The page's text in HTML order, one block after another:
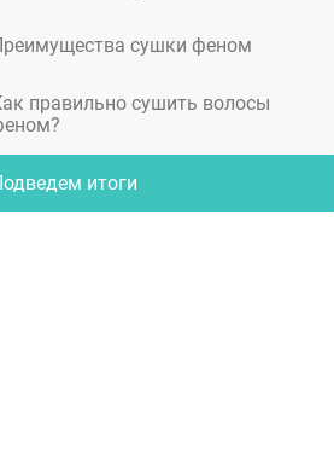
сушки феном
правильно сушить волосы
итоги
Сальные нити: что это и